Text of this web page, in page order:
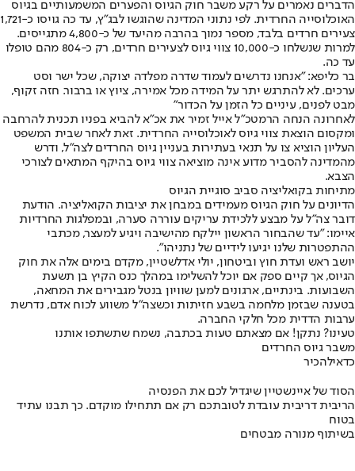
הדברים נאמרים על רקע משבר חוק הגיוס והפערים המשמעותיים בגיוס
האוכלוסייה החרדית. לפי נתוני המדינה שהוגשו לבג"ץ, עד כה גויסו כ-1,721
צעירים חרדים בלבד, מספר נמוך בהרבה מהיעד של כ-4,800 מתגייסים.
למרות שנשלחו כ-10,000 צווי גיוס לצעירים חרדים, רק כ-804 מהם טופלו
עד כה.
בר כליפא: "אנחנו נדרשים לעמוד שדרה מפלדה יצוקה, שכל ישר וסט
ערכים. לא להתרגש יתר על המידה מכל אמירה, ציוץ או ברבור. חזה זקוף,
מבט לפנים, עיניים כל הזמן על הכדור"
לאחרונה הנחה הרמטכ"ל אייל זמיר את אכ"א להביא בפניו תכנית להרחבה
ומקסום הוצאת צווי גיוס לאוכלוסייה החרדית. זאת לאחר שבית המשפט
העליון הוציא צו על תנאי בעתירות בעניין גיוס החרדים לצה"ל, ודרש
מהמדינה להסביר מדוע אינה מוציאה צווי גיוס בהיקף המתאים לצורכי
הצבא.
מתיחות בקואליציה סביב סוגיית הגיוס
הדיונים על חוק הגיוס מעמידים במבחן את יציבות הקואליציה. הודעת
דובר צה"ל על מבצע ללכידת עריקים עוררה סערה, ובמפלגות החרדיות
איימו: "עד שהבחור הראשון יילקח מהישיבה ויגיע למעצר, מכתבי
ההתפטרות שלנו יגיעו לידיים של נתניהו".
יושב ראש ועדת חוץ וביטחון, יולי אדלשטיין, מקדם בימים אלה את חוק
הגיוס, אך קיים ספק אם יוכל להשלימו במהלך כנס הקיץ בן תשעת
השבועות. בינתיים, ארגונים למען שוויון בנטל מגבירים את המחאה,
בטענה שבזמן מלחמה בשבע חזיתות וכשצה"ל משווע לכוח אדם, נדרשת
ערבות הדדית מכל חלקי החברה.
טעינו? נתקן! אם מצאתם טעות בכתבה, נשמח שתשתפו אותנו
משבר גיוס החרדים
כדאילהכיר
הסוד של איינשטיין שיגדיל לכם את הפנסיה
הריבית דריבית עובדת לטובתכם רק אם תתחילו מוקדם. כך תבנו עתיד
בטוח
בשיתוף מנורה מבטחים